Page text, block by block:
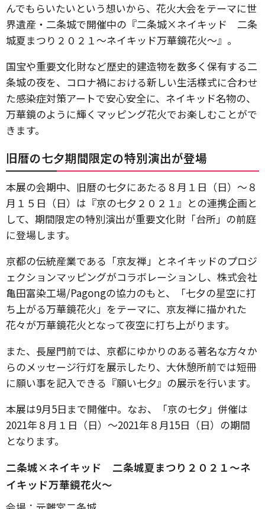
んでもらいたいという想いから、花火大会をテーマに世
界遺産・二条城で開催中の『二条城×ネイキッド 二条
城夏まつり２０２１〜ネイキッド万華鏡花火〜』。
国宝や重要文化財など歴史的建造物を数多く保有する二
条城の夜を、コロナ禍における新しい生活様式に合わせ
た感染症対策アートで安心安全に、ネイキッド名物の、
万華鏡のように輝くマッピング花火でお楽しむことがで
きます。
旧暦の七夕期間限定の特別演出が登場
本展の会期中、旧暦の七夕にあたる８月１日（日）〜８
月１５日（日）は『京の七夕２０２１』との連携企画と
して、期間限定の特別演出が重要文化財「台所」の前庭
に登場します。
京都の伝統産業である「京友禅」とネイキッドのプロジ
ェクションマッピングがコラボレーションし、株式会社
亀田富染工場/Pagongの協力のもと、「七夕の星空に打
ち上がる万華鏡花火」をテーマに、京友禅に描かれた
花々が万華鏡花火となって夜空に打ち上がります。
また、長屋門前では、京都にゆかりのある著名な方々か
らのメッセージ行灯を展示したり、大休憩所前では短冊
に願い事を記入できる『願い七夕』の展示を行います。
本展は9月5日まで開催中。なお、「京の七夕」併催は
2021年８月１日（日）〜2021年８月15日（日）の期間
となります。
二条城×ネイキッド 二条城夏まつり２０２１〜ネ
イキッド万華鏡花火〜